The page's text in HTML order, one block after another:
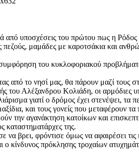
υποσχέσεις του πρώτου πως η Ρόδος
μαμάδες με καροτσάκια και
του κυκλοφοριακού
από το νησί μας, θα πάρουν μαζί τους
του Αλέξανδρου Κολιάδη, οι
γιατί ο δρόμος έχει στενέψει, τα
και τους γονείς που μεταφέρουν
την αγανάκτηση κατοίκων και
καταστηματάρχες της.
βρει, φρόντισε όμως να αφαιρέσει
ο κίνδυνος πρόκλησης τροχαίων